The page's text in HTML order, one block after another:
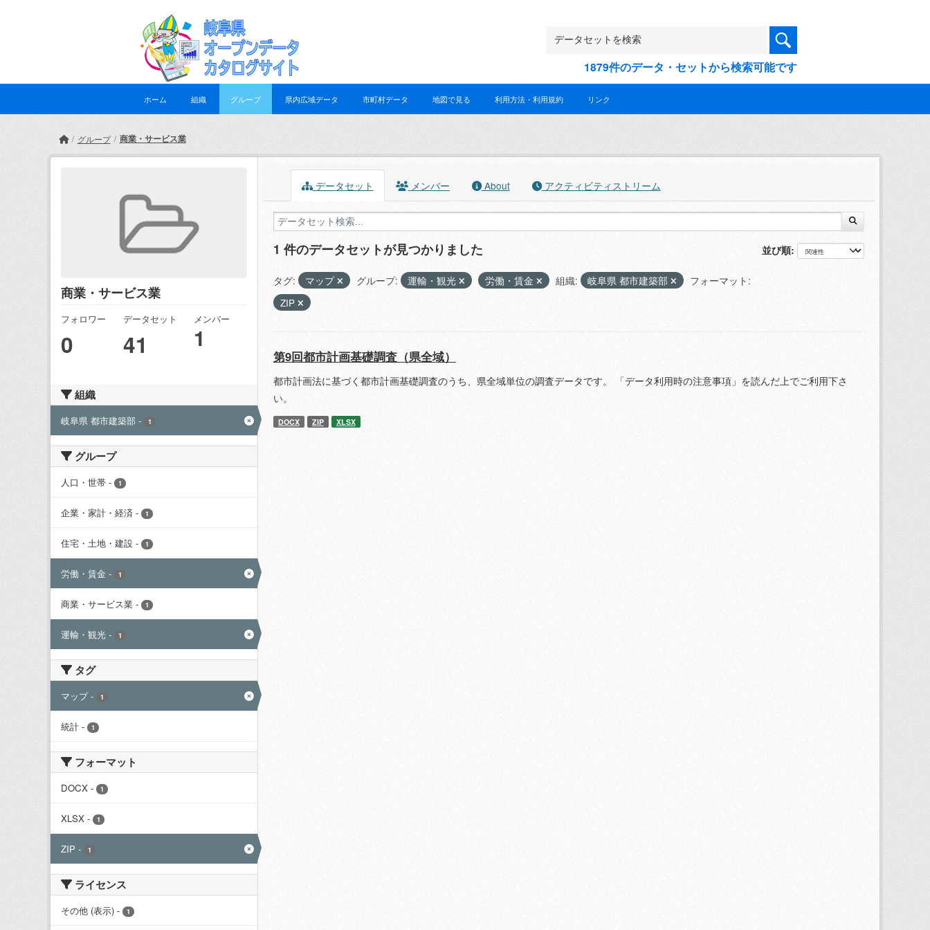
1879件のデータ・セットから検索可能です
ホーム 組織 グループ 県内広域データ 市町村データ 地図で見る 利用方法・利用規約 リンク
グループ 商業・サービス業
商業・サービス業
フォロワー
0
データセット
41
メンバー
1
組織
岐阜県 都市建築部 - 1
グループ
人口・世帯 - 1
企業・家計・経済 - 1
住宅・土地・建設 - 1
労働・賃金 - 1
商業・サービス業 - 1
運輸・観光 - 1
タグ
マップ - 1
統計 - 1
フォーマット
DOCX - 1
XLSX - 1
ZIP - 1
ライセンス
その他 (表示) - 1
データセット メンバー About アクティビティストリーム
並び順
1 件のデータセットが見つかりました
タグ: マップ グループ: 運輸・観光 労働・賃金 組織: 岐阜県 都市建築部
フォーマット:
ZIP
第9回都市計画基礎調査（県全域）
都市計画法に基づく都市計画基礎調査のうち、県全域単位の調査データです。 「データ利用時の注意事項」を読んだ上でご利用下さ
い。
DOCX ZIP XLSX